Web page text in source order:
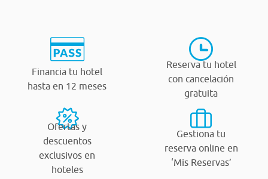
Financia tu hotel
hasta en 12 meses
Reserva tu hotel
con cancelación
gratuita
Ofertas y
descuentos
exclusivos en
hoteles
Gestiona tu
reserva online en
‘Mis Reservas’